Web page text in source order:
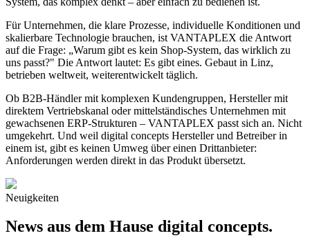
Für Unternehmen, die klare Prozesse, individuelle Konditionen und
skalierbare Technologie brauchen, ist VANTAPLEX die Antwort
auf die Frage: „Warum gibt es kein Shop-System, das wirklich zu
uns passt?" Die Antwort lautet: Es gibt eines. Gebaut in Linz,
betrieben weltweit, weiterentwickelt täglich.
Ob B2B-Händler mit komplexen Kundengruppen, Hersteller mit
direktem Vertriebskanal oder mittelständisches Unternehmen mit
gewachsenen ERP-Strukturen – VANTAPLEX passt sich an. Nicht
umgekehrt. Und weil digital concepts Hersteller und Betreiber in
einem ist, gibt es keinen Umweg über einen Drittanbieter:
Anforderungen werden direkt in das Produkt übersetzt.
Neuigkeiten
News aus dem Hause digital concepts.